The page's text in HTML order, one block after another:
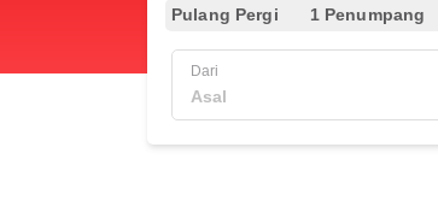
Pulang Pergi 1 Penumpang
Dari